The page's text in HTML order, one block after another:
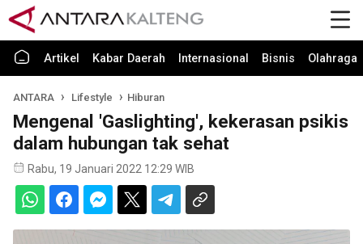
Artikel Kabar Daerah Internasional Bisnis Olahraga
ANTARA Lifestyle Hiburan
Mengenal 'Gaslighting', kekerasan psikis
dalam hubungan tak sehat
Rabu, 19 Januari 2022 12:29 WIB